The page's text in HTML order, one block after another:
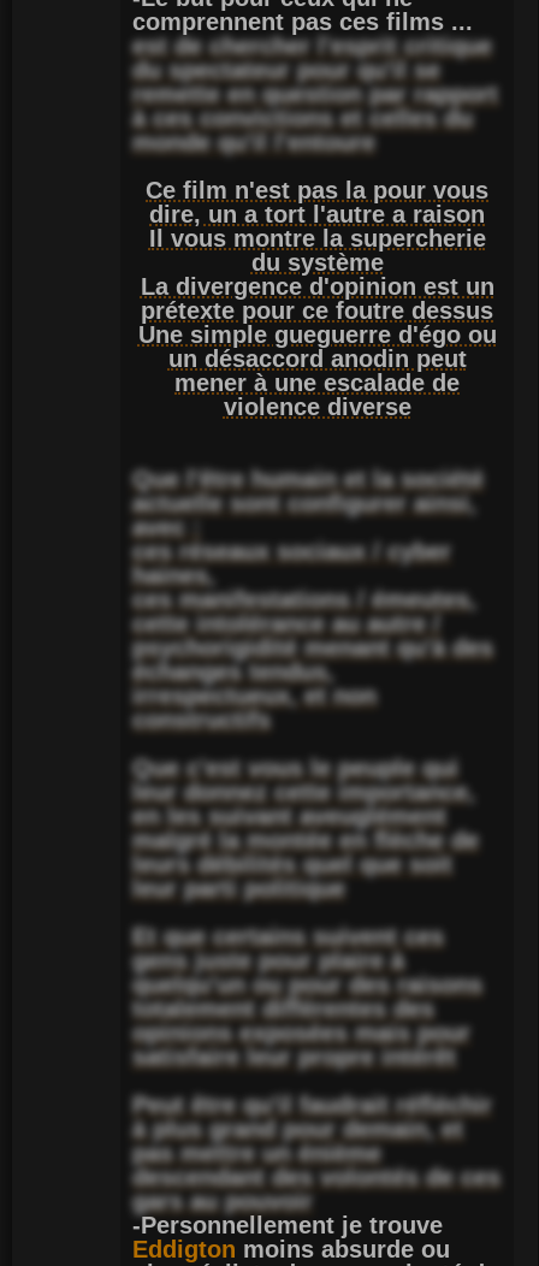
comprennent pas ces films ...
est de chercher l'esprit critique
du spectateur pour qu'il se
remette en question par rapport
à ces convictions et celles du
monde qu'il l'entoure
Ce film n'est pas la pour vous
dire, un a tort l'autre a raison
Il vous montre la supercherie
du système
La divergence d'opinion est un
prétexte pour ce foutre dessus
Une simple gueguerre d'égo ou
un désaccord anodin peut
mener à une escalade de
violence diverse
Que l'être humain et la société
actuelle sont configurer ainsi,
avec :
ces réseaux sociaux / cyber
haines,
ces manifestations / émeutes,
cette intolérance au autre /
psychorigidité menant qu'à des
échanges tendus,
irrespectueux, et non
constructifs
Que c'est vous le peuple qui
leur donnez cette importance,
en les suivant aveuglément
malgré la montée en flèche de
leurs débilités quel que soit
leur parti politique
Et que certains suivent ces
gens juste pour plaire à
quelqu'un ou pour des raisons
totalement différentes des
opinions exposées mais pour
satisfaire leur propre intérêt
Peut être qu'il faudrait réfléchir
à plus grand pour demain, et
pas mettre un énième
descendant des volontés de ces
gars au pouvoir
-Personnellement je trouve
Eddigton moins absurde ou